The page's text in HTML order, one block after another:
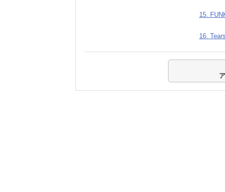
15.
16. Tears